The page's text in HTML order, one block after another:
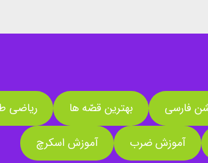
فارسی بهترین قصّه ها ریاضی
آموزش ضرب آموزش اسکرچ